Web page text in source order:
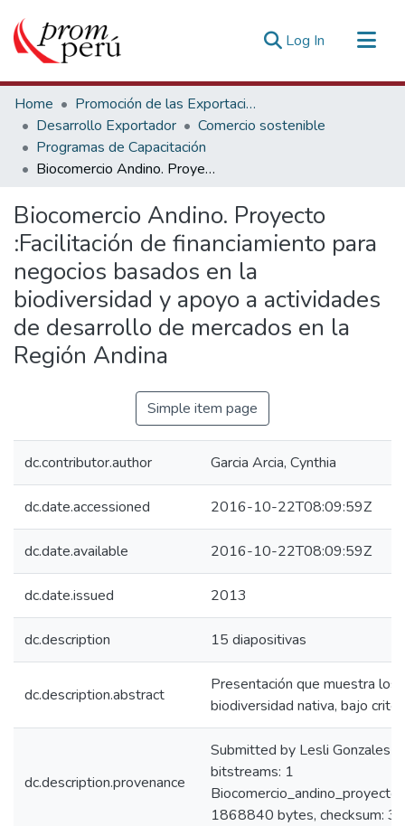
Log In (current)
Communities & Collections
All of DSpace
Statistics
Estadísticas Externas
Home
Promoción de las Exportaciones
Desarrollo Exportador
Comercio sostenible
Programas de Capacitación
Biocomercio Andino. Proyecto :Facilitación de financiamiento para negocios basados en la biodiversidad y apoyo a actividades de desarrollo de mercados en la Región Andina
Biocomercio Andino. Proyecto
:Facilitación de financiamiento para
negocios basados en la
biodiversidad y apoyo a actividades
de desarrollo de mercados en la
Región Andina
Simple item page
dc.contributor.author Garcia Arcia, Cynthia
dc.date.accessioned 2016-10-22T08:09:59Z
dc.date.available 2016-10-22T08:09:59Z
dc.date.issued 2013
dc.description 15 diapositivas
dc.description.abstract
Presentación que muestra los
biodiversidad nativa, bajo
dc.description.provenance
Submitted by Lesli Gonzales
bitstreams: 1
1868840 bytes, checksum: